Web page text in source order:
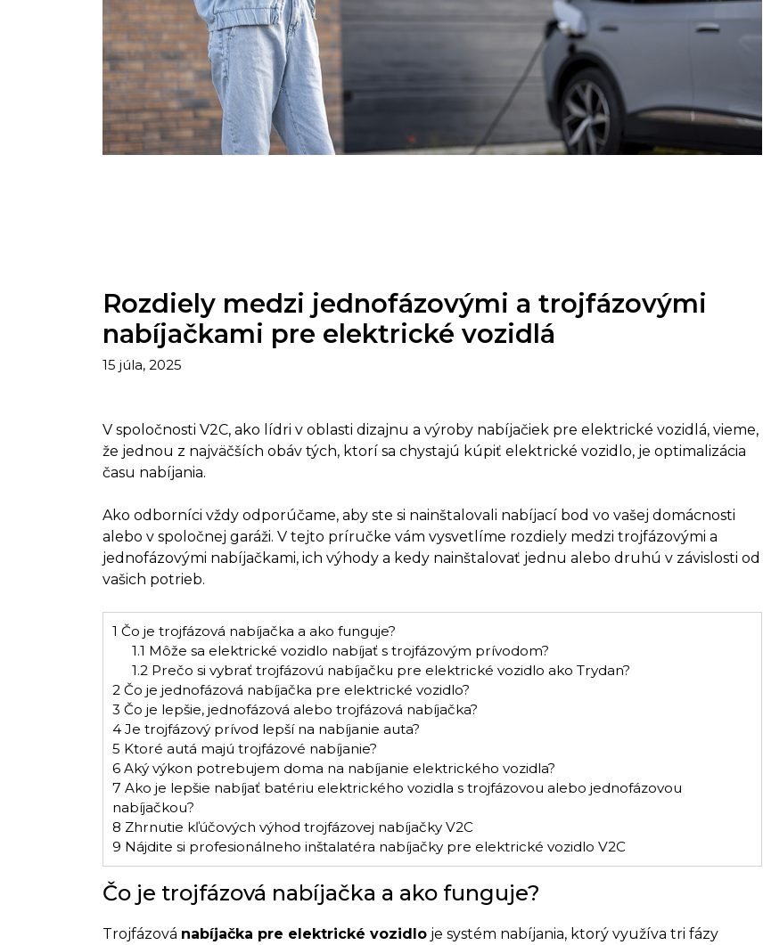
Rozdiely medzi jednofázovými a trojfázovými
nabíjačkami pre elektrické vozidlá
15 júla, 2025
V spoločnosti V2C, ako lídri v oblasti dizajnu a výroby nabíjačiek pre elektrické vozidlá, vieme,
že jednou z najväčších obáv tých, ktorí sa chystajú kúpiť elektrické vozidlo, je optimalizácia
času nabíjania.
Ako odborníci vždy odporúčame, aby ste si nainštalovali nabíjací bod vo vašej domácnosti
alebo v spoločnej garáži. V tejto príručke vám vysvetlíme rozdiely medzi trojfázovými a
jednofázovými nabíjačkami, ich výhody a kedy nainštalovať jednu alebo druhú v závislosti od
vašich potrieb.
1 Čo je trojfázová nabíjačka a ako funguje?
1.1 Môže sa elektrické vozidlo nabíjať s trojfázovým prívodom?
1.2 Prečo si vybrať trojfázovú nabíjačku pre elektrické vozidlo ako Trydan?
2Čo je jednofázová nabíjačka pre elektrické vozidlo?
3 Čo je lepšie, jednofázová alebo trojfázová nabíjačka?
4Je trojfázový prívod lepší na nabíjanie auta?
5 Ktoré autá majú trojfázové nabíjanie?
6Aký výkon potrebujem doma na nabíjanie elektrického vozidla?
7 Ako je lepšie nabíjať batériu elektrického vozidla s trojfázovou alebo jednofázovou
nabíjačkou?
8 Zhrnutie kľúčových výhod trojfázovej nabíjačky V2C
9 Nájdite si profesionálneho inštalatéra nabíjačky pre elektrické vozidlo V2C
Čo je trojfázová nabíjačka a ako funguje?
Trojfázová nabíjačka pre elektrické vozidloje systém nabíjania, ktorý využíva tri fázy